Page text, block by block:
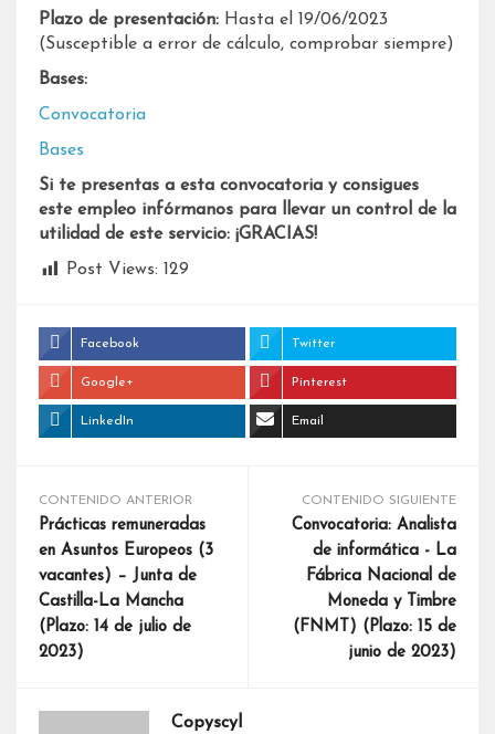
Plazo de presentación: Hasta el 19/06/2023
(Susceptible a error de cálculo, comprobar siempre)
Bases:
Convocatoria
Bases
Si te presentas a esta convocatoria y consigues
este empleo infórmanos para llevar un control de la
utilidad de este servicio: ¡GRACIAS!
Post Views: 129
Facebook Twitter
Google+ Pinterest
LinkedIn Email
CONTENIDO ANTERIOR
Prácticas remuneradas
en Asuntos Europeos (3
vacantes) – Junta de
Castilla-La Mancha
(Plazo: 14 de julio de
2023)
CONTENIDO SIGUIENTE
Convocatoria: Analista
de informática - La
Fábrica Nacional de
Moneda y Timbre
(FNMT) (Plazo: 15 de
junio de 2023)
Copyscyl